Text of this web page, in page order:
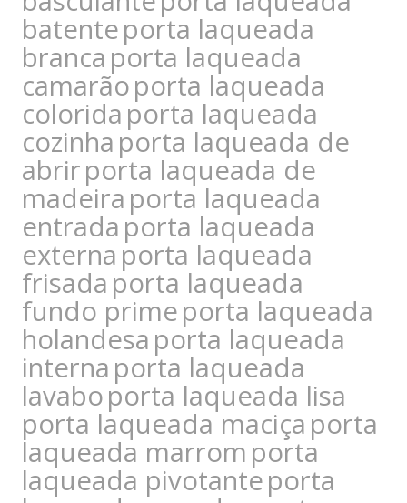
batenteporta laqueada
branca porta laqueada
camarãoporta laqueada
colorida porta laqueada
cozinha porta laqueada de
abrirporta laqueada de
madeira porta laqueada
entrada porta laqueada
externa porta laqueada
frisada porta laqueada
fundo primeporta laqueada
holandesa porta laqueada
interna porta laqueada
lavaboporta laqueada lisa
porta laqueada maciça porta
laqueada marrom porta
laqueada pivotanteporta